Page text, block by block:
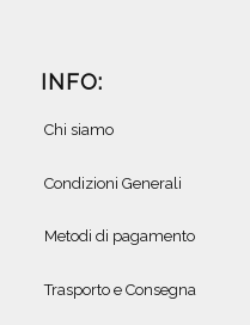
INFO:
Chi siamo
Condizioni Generali
Metodi di pagamento
Trasporto e Consegna